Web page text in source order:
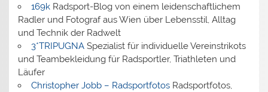
169kRadsport-Blog von einem leidenschaftlichem
Radler und Fotograf aus Wien über Lebensstil, Alltag
und Technik der Radwelt
3*TRIPUGNASpezialist für individuelle Vereinstrikots
und Teambekleidung für Radsportler, Triathleten und
Läufer
Christopher Jobb – RadsportfotosRadsportfotos,